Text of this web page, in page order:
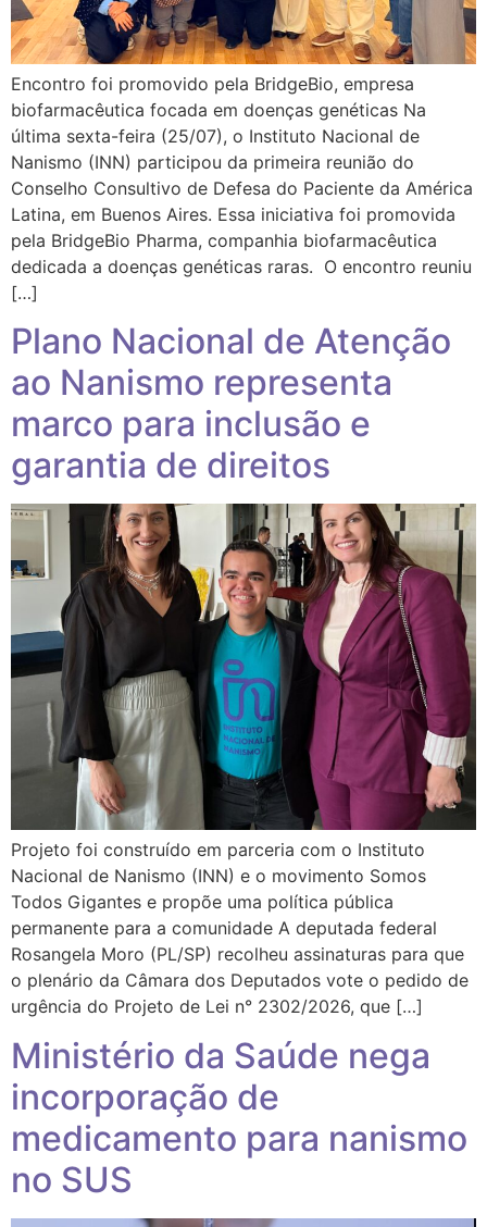
Encontro foi promovido pela BridgeBio, empresa
biofarmacêutica focada em doenças genéticas Na
última sexta-feira (25/07), o Instituto Nacional de
Nanismo (INN) participou da primeira reunião do
Conselho Consultivo de Defesa do Paciente da América
Latina, em Buenos Aires. Essa iniciativa foi promovida
pela BridgeBio Pharma, companhia biofarmacêutica
dedicada a doenças genéticas raras. O encontro reuniu
[…]
Plano Nacional de Atenção
ao Nanismo representa
marco para inclusão e
garantia de direitos
Projeto foi construído em parceria com o Instituto
Nacional de Nanismo (INN) e o movimento Somos
Todos Gigantes e propõe uma política pública
permanente para a comunidade A deputada federal
Rosangela Moro (PL/SP) recolheu assinaturas para que
o plenário da Câmara dos Deputados vote o pedido de
urgência do Projeto de Lei n° 2302/2026, que […]
Ministério da Saúde nega
incorporação de
medicamento para nanismo
no SUS